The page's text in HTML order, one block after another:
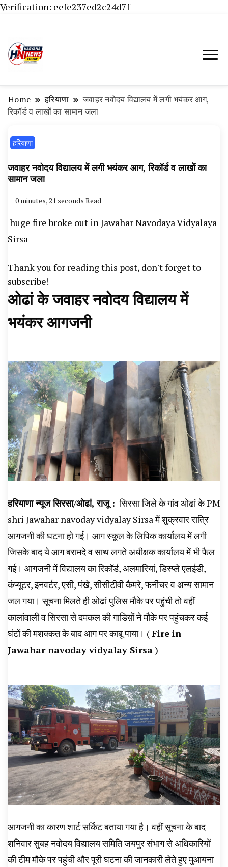
Verification: eefe237ed2c24d7f
हांसी, जींद और हरियाणा की ताजा खबरें
Haryana News Today, Haryana Live, Live
चैनल, Haryana News Today, Latest News
Hisar, Hisar Breaking News, Hansi News
Taaja Khabar, Haryana Crime News Today,
Weather Update in Haryana, Weather Alert
Haryana Police Fir, Haryana Portet Update
Home हरियाणा
जवाहर नवोदय विद्यालय में लगी भयंकर आग,
रिकॉर्ड व लाखों का सामान जला
हरियाणा
जवाहर नवोदय विद्यालय में लगी भयंकर आग, रिकॉर्ड व लाखों का
सामान जला
0 minutes, 21 seconds Read
huge fire broke out in Jawahar Navodaya Vidyalaya
Sirsa
Thank you for reading this post, don't forget to
subscribe!
ओढां के जवाहर नवोदय विद्यालय में
भयंकर आगजनी
हरियाणा न्यूज सिरसा/ओढां, राजू : सिरसा जिले के गांव ओढां के PM
shri Jawahar navoday vidyalay Sirsa में शुक्रवार रात्रि
आगजनी की घटना हो गई। आग स्कूल के लिपिक कार्यालय में लगी
जिसके बाद ये आग बरामदे व साथ लगते अधीक्षक कार्यालय में भी फैल
गई। आगजनी में विद्यालय का रिकॉर्ड, अलमारियां, डिस्प्ले एलईडी,
कंप्यूटर, इनवर्टर, एसी, पंखे, सीसीटीवी कैमरे, फर्नीचर व अन्य सामान
जल गया। सूचना मिलते ही ओढां पुलिस मौके पर पहुंची तो वहीं
कालांवाली व सिरसा से दमकल की गाडिय़ों ने मौके पर पहुंचकर कई
घंटों की मशक्कत के बाद आग पर काबू पाया। (Fire in
Jawahar navoday vidyalay Sirsa )
आगजनी का कारण शार्ट सर्किट बताया गया है। वहीं सूचना के बाद
शनिवार सुबह नवोदय विद्यालय समिति जयपुर संभाग से अधिकारियों
की टीम मौके पर पहुंची और पूरी घटना की जानकारी लेते हुए मुआयना